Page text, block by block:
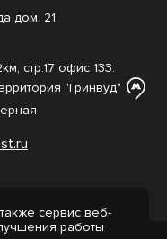
дом. 21
стр.17 офис 133.
"Гринвуд"
сервис веб-
работы